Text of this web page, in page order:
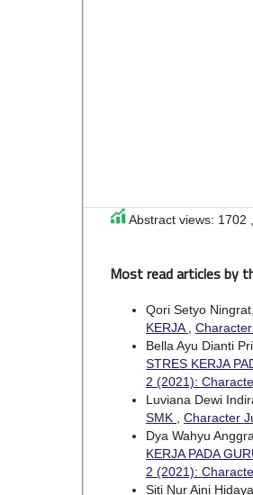
Abstract views: 1702 ,
Most read articles by
Qori Setyo
KERJA
Bella Ayu Dianti
STRES KERJA
2 (2021):
Luviana Dewi
SMK
Character
Dya Wahyu
KERJA PADA
2 (2021):
Siti Nur Aini